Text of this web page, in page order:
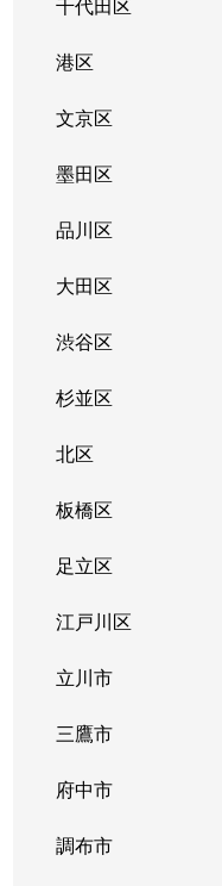
港区
文京区
墨田区
品川区
大田区
渋谷区
杉並区
北区
板橋区
足立区
江戸川区
立川市
三鷹市
府中市
調布市